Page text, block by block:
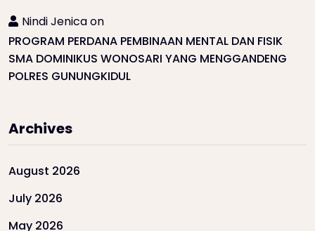
Nindi Jenicaon
PROGRAM PERDANA PEMBINAAN MENTAL DAN FISIK
SMA DOMINIKUS WONOSARI YANG MENGGANDENG
POLRES GUNUNGKIDUL
Archives
August 2026
July 2026
May 2026